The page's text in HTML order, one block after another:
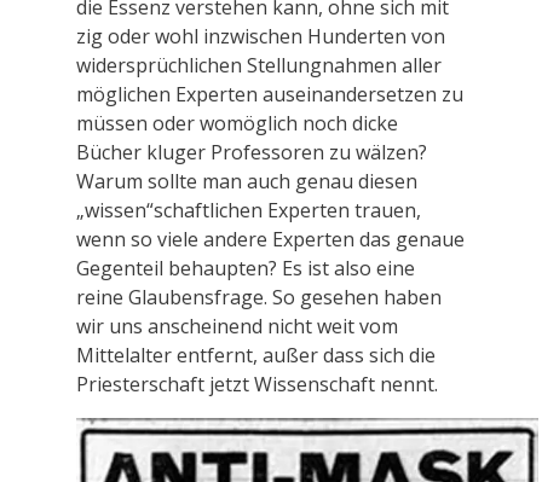
die Essenz verstehen kann, ohne sich mit
zig oder wohl inzwischen Hunderten von
widersprüchlichen Stellungnahmen aller
möglichen Experten auseinandersetzen zu
müssen oder womöglich noch dicke
Bücher kluger Professoren zu wälzen?
Warum sollte man auch genau diesen
„wissen“schaftlichen Experten trauen,
wenn so viele andere Experten das genaue
Gegenteil behaupten? Es ist also eine
reine Glaubensfrage. So gesehen haben
wir uns anscheinend nicht weit vom
Mittelalter entfernt, außer dass sich die
Priesterschaft jetzt Wissenschaft nennt.